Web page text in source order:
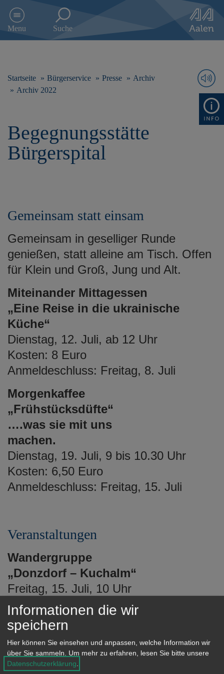
e
Menu Suche
Startseite Bürgerservice Presse
Archiv
Archiv 2022
Begegnungsstätte
Bürgerspital
Gemeinsam statt einsam
Gemeinsam in geselliger Runde
genießen, statt alleine am Tisch. Offen
für Klein und Groß, Jung und Alt.
Miteinander Mittagessen
„Eine Reise in die ukrainische
Küche“
Dienstag, 12. Juli, ab 12 Uhr
Kosten: 8 Euro
Anmeldeschluss: Freitag, 8. Juli
Morgenkaffee
„Frühstücksdüfte“
….was sie mit uns
Dienstag, 19. Juli, 9 bis 10.30 Uhr
Kosten: 6,50 Euro
Anmeldeschluss: Freitag, 15. Juli
Veranstaltungen
Wandergruppe
„Donzdorf – Kuchalm“
Freitag, 15. Juli, 10 Uhr
Treffpunkt: siehe Aushang
Ohne Anmeldung
Märchenstunde
„Zauberwald und Blütenbaum“
Informationen die wir
speichern
Hier können Sie einsehen und anpassen, welche Information wir
über Sie sammeln. Um mehr zu erfahren, lesen Sie bitte unsere
Datenschutzerklärung.